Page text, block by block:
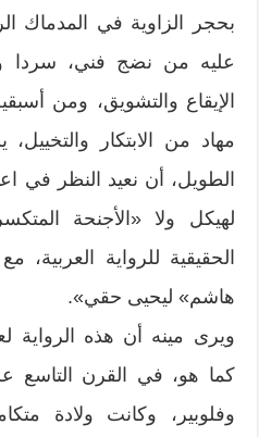
بحجر الزاوية في المدماك
عليه من نضج فني، سردا
الإيقاع والتشويق، ومن
مهاد من الابتكار
الطويل، أن نعيد النظر في
لهيكل ولا «الأجنحة
الحقيقية للرواية العربية،
هاشم» ليحيى حقي».
ويرى مينه أن هذه الرواية
كما هو، في القرن التاسع
وفلوبير، وكانت ولادة